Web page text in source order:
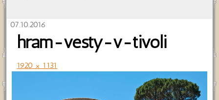
07.10.2016
hram-vesty-v-tivoli
1920 × 1131